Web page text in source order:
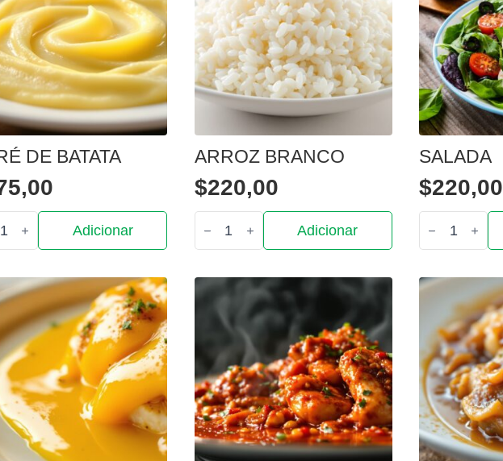
DE BATATA
Adicionar
ARROZ BRANCO
$220,00
Quantidade
de
Arroz
Adicionar
SALADA
$220,00
Quantidade
de
Salada